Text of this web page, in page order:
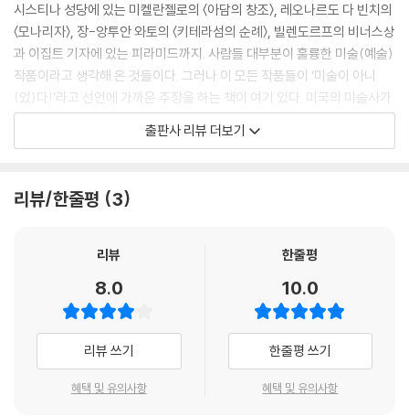
근대의 단어 ‘아름다움’에 해당하는 고대 그리스 및 로마의 동의어들―칼
론(καλ?ν)과 풀크룸(pulchrum)―은 도덕적인 선善의 개념과 구별되
지 않았다. 아름다움에 대한 중세나 르네상스 시기의 이론적 논의들은 독
립적인 자율적 가치로 다루지 않았다. 오히려 아름다움은 인격적 아름다움
이니 도덕적 아름다움이니 하는 식으로 이해되었다. 또한 천재라는 용어는
전통적으로 르네상스 문화의 특징으로 여겨졌다. 그러나 오늘날 우리가 이
해하고 있는 형태의 천재 개념은 자유의지라는 현대적 개념과 군주제 또는
--- p.123
지 절반인 여성도 창조력을 부여받았다는 사실을 배제하는 것이다. 20여
년 전 가드너의 저술이나 그와 유사한 H. W. 잰슨의 『서양미술사』와 같은
영향력 있는 교재들을 처음 읽었을 때 나 스스로 여자로서, 위대한 남자들
이 창조한 위대한 작품들의 규범에 기여할 가능성에서 배제되었다는 사실
을 깨닫지 못했다. 나는 이 책들의 언어가 인칭대명사 ‘그’를 사용함으로써
이러한 배제를 이야기하고 있음을 몰랐다. 지금은 분명히 보이지만, 이 눈
멂은 바로 이데올로기의 작용이었다. 나는 가부장적 언어를 자연스럽고 중
시스티나 성당에 있는 미켈란젤로의 〈아담의 창조〉, 레오나르도 다 빈치의
〈모나리자〉, 장-앙투안 와토의 〈키테라섬의 순례〉, 빌렌도르프의 비너스상
과 이집트 기자에 있는 피라미드까지. 사람들 대부분이 훌륭한 미술(예술)
작품이라고 생각해 온 것들이다. 그러나 이 모든 작품들이 ‘미술이 아니
(었)다!’라고 선언에 가까운 주장을 하는 책이 여기 있다. 미국의 미술사가
메리 앤 스타니스제프스키(Mary Anne Staniszewski)가 쓴 『이것은 미
술이 아니다』가 바로 그 책이다. 『이것은 미술이 아니다』는 지난 1997년
대해 많은 관심을 갖고 있지 않던 시기에 처음 발간되었지만 이 책은 지금
람부터 입문자까지 두루 읽고 도움을 받을 만한 책이다.
책은 시작부터 도발적인 선언을 한다. 앞서 언급한 작품들뿐만 아니라 베
르사유 궁전, 니이케상, 중국의 봉헌 그림 등의 사진을 독자들에게 보여주
며 이 모든 작품들이 정작 ‘미술이 아니다’라고 한다. 지금까지 독자들이 갖
고 있었던 미술에 대한 고정관념의 전복을 시도해 저자의 생각을 주장하고
있는 것이다. 그렇다면 왜 이런 주장을 하는 걸까? 저자는 우리가 알고 있
출판사 리뷰 더보기
리뷰/한줄평 3
리뷰
8.0
리뷰 쓰기
혜택 및 유의사항
한줄평
10.0
한줄평 쓰기
혜택 및 유의사항